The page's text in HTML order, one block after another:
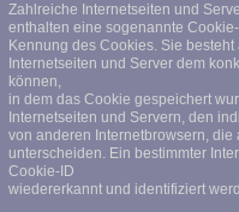
Zahlreiche Internetseiten und
enthalten eine sogenannte
Kennung des Cookies. Sie
Internetseiten und Server dem
können,
in dem das Cookie gespeichert
Internetseiten und Servern, den
von anderen Internetbrowsern,
unterscheiden. Ein bestimmter
Cookie-ID
wiedererkannt und identifiziert